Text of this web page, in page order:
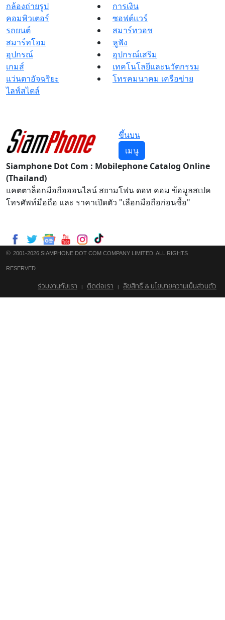
กล้องถ่ายรูป
การเงิน
คอมพิวเตอร์
ซอฟต์แวร์
รถยนต์
สมาร์ทวอช
สมาร์ทโฮม
หูฟัง
อุปกรณ์
อุปกรณ์เสริม
เกมส์
เทคโนโลยีและนวัตกรรม
แว่นตาอัจฉริยะ
โทรคมนาคม เครือข่าย
ไลฟ์สไตล์
ขึ้นบน
เมนู
Siamphone Dot Com : Mobilephone Catalog Online
(Thailand)
แคตตาล็อกมือถือออนไลน์ สยามโฟน ดอท คอม ข้อมูลสเปค
โทรศัพท์มือถือ และ ราคาเปิดตัว "เลือกมือถือก่อนซื้อ"
© 2001-2026 SIAMPHONE DOT COM COMPANY LIMITED. ALL RIGHTS
RESERVED.
ร่วมงานกับเรา | ติดต่อเรา | ลิขสิทธิ์ & นโยบายความเป็นส่วนตัว